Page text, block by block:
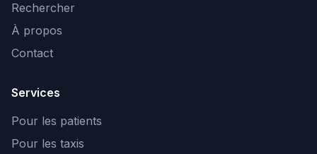
Rechercher
À propos
Contact
Services
Pour les patients
Pour les taxis